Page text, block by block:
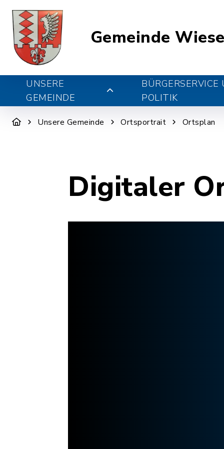
Gemeinde
UNSERE
GEMEINDE
BÜRGERSERVICE
POLITIK
Unsere Gemeinde Ortsportrait Ortsplan
Digitaler